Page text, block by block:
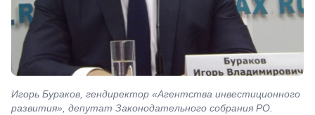
Игорь Бураков, гендиректор «Агентства инвестиционного
развития», депутат Законодательного собрания РО.